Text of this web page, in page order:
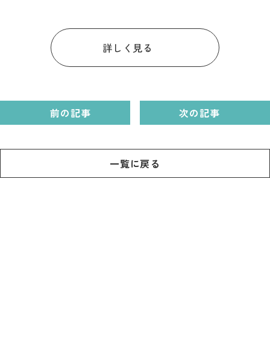
詳しく見る
前の記事
一覧に戻る
次の記事